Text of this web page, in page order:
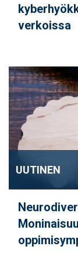
verkoissa
UUTINEN